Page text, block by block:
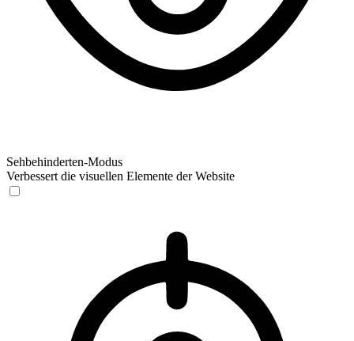
Sehbehinderten-Modus
Verbessert die visuellen Elemente der Website